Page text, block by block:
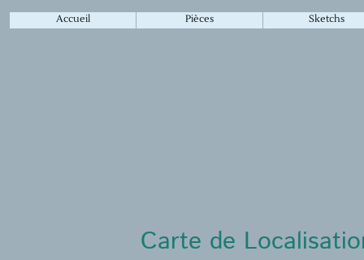
Accueil Pièces Sketchs
Carte de